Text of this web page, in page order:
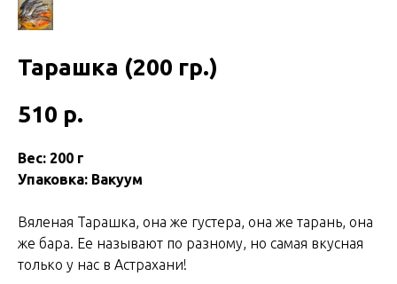
Тарашка (200 гр.)
510 р.
Вес: 200 г
Упаковка: Вакуум
Вяленая Тарашка, она же густера, она же тарань, она
же бара. Ее называют по разному, но самая вкусная
только у нас в Астрахани!